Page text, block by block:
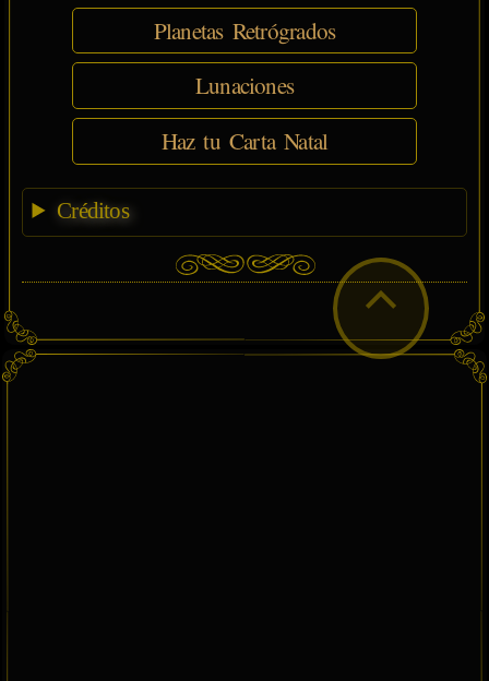
Planetas Retrógrados
Lunaciones
Haz tu Carta Natal
Créditos